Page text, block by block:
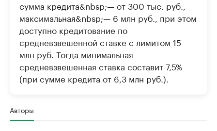
сумма кредита&nbsp;— от 300 тыс. руб.,
максимальная&nbsp;— 6 млн руб., при этом
доступно кредитование по
средневзвешенной ставке с лимитом 15
млн руб. Тогда минимальная
средневзвешенная ставка составит 7,5%
(при сумме кредита от 6,3 млн руб.).
Авторы